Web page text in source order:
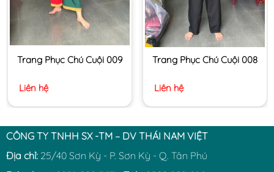
Trang Phục Chú Cuội 009
Liên hệ
Trang Phục Chú Cuội 008
Liên hệ
CÔNG TY TNHH SX -TM – DV THÁI NAM VIỆT
Địa chỉ: 25/40 Sơn Kỳ - P. Sơn Kỳ - Q. Tân Phú